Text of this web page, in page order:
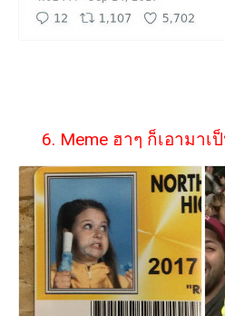
6. Meme ฮาๆ ก็เอามา